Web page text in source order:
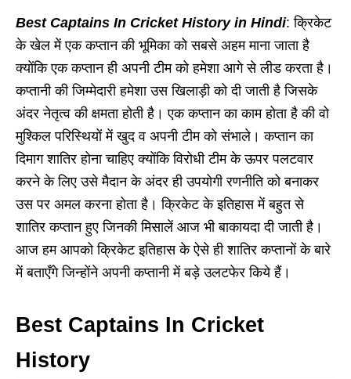
Best Captains In Cricket History in Hindi: क्रिकेट
के खेल में एक कप्तान की भूमिका को सबसे अहम माना जाता है
क्योंकि एक कप्तान ही अपनी टीम को हमेशा आगे से लीड करता है।
कप्तानी की जिम्मेदारी हमेशा उस खिलाड़ी को दी जाती है जिसके
अंदर नेतृत्व की क्षमता होती है। एक कप्तान का काम होता है की वो
मुश्किल परिस्थियों में खुद व अपनी टीम को संभाले। कप्तान का
दिमाग शातिर होना चाहिए क्योंकि विरोधी टीम के ऊपर पलटवार
करने के लिए उसे मैदान के अंदर ही उपयोगी रणनीति को बनाकर
उस पर अमल करना होता है। क्रिकेट के इतिहास में बहुत से
शातिर कप्तान हुए जिनकी मिसालें आज भी बाकायदा दी जाती है।
आज हम आपको क्रिकेट इतिहास के ऐसे ही शातिर कप्तानों के बारे
में बताएँगे जिन्होंने अपनी कप्तानी में बड़े उलटफेर किये हैं।
Best Captains In Cricket
History